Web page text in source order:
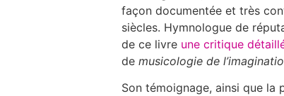
façon documentée et très
siècles. Hymnologue de
de ce livre une critique
de musicologie de
Son témoignage, ainsi que la